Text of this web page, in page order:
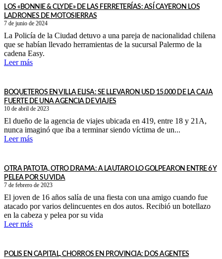
LOS «BONNIE & CLYDE» DE LAS FERRETERÍAS: ASÍ CAYERON LOS
LADRONES DE MOTOSIERRAS
7 de junio de 2024
La Policía de la Ciudad detuvo a una pareja de nacionalidad chilena
que se habían llevado herramientas de la sucursal Palermo de la
cadena Easy.
Leer más
BOQUETEROS EN VILLA ELISA: SE LLEVARON USD 15.000 DE LA CAJA
FUERTE DE UNA AGENCIA DE VIAJES
10 de abril de 2023
El dueño de la agencia de viajes ubicada en 419, entre 18 y 21A,
nunca imaginó que iba a terminar siendo víctima de un...
Leer más
OTRA PATOTA, OTRO DRAMA: A LAUTARO LO GOLPEARON ENTRE 6 Y
PELEA POR SU VIDA
7 de febrero de 2023
El joven de 16 años salía de una fiesta con una amigo cuando fue
atacado por varios delincuentes en dos autos. Recibió un botellazo
en la cabeza y pelea por su vida
Leer más
POLIS EN CAPITAL, CHORROS EN PROVINCIA: DOS AGENTES